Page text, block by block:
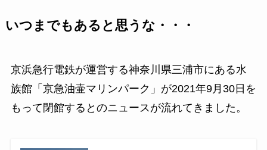
いつまでもあると思うな・・・
京浜急行電鉄が運営する神奈川県三浦市にある水
族館「京急油壷マリンパーク」が2021年9月30日を
もって閉館するとのニュースが流れてきました。